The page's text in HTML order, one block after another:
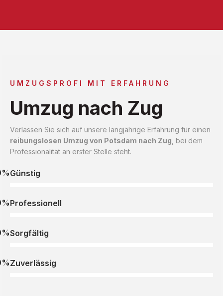
UMZUGSPROFI MIT ERFAHRUNG
Umzug nach Zug
Verlassen Sie sich auf unsere langjährige Erfahrung für einen
reibungslosen Umzug von Potsdam nach Zug , bei dem
Professionalität an erster Stelle steht.
Günstig
Professionell
Sorgfältig
Zuverlässig